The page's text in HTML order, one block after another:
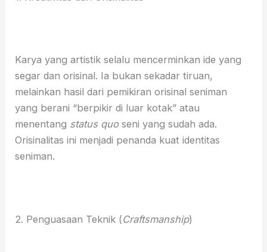
Karya yang artistik selalu mencerminkan ide yang
segar dan orisinal. Ia bukan sekadar tiruan,
melainkan hasil dari pemikiran orisinal seniman
yang berani “berpikir di luar kotak” atau
menentang status quoseni yang sudah ada.
Orisinalitas ini menjadi penanda kuat identitas
seniman.
2. Penguasaan Teknik (Craftsmanship)